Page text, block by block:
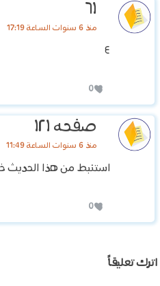
٦١
منذ 6 سنوات الساعة 17:19
٤
0
صفحه ١٢١
منذ 6 سنوات الساعة 11:49
استنبط من هذا الحديث
0
اترك تعليقاً